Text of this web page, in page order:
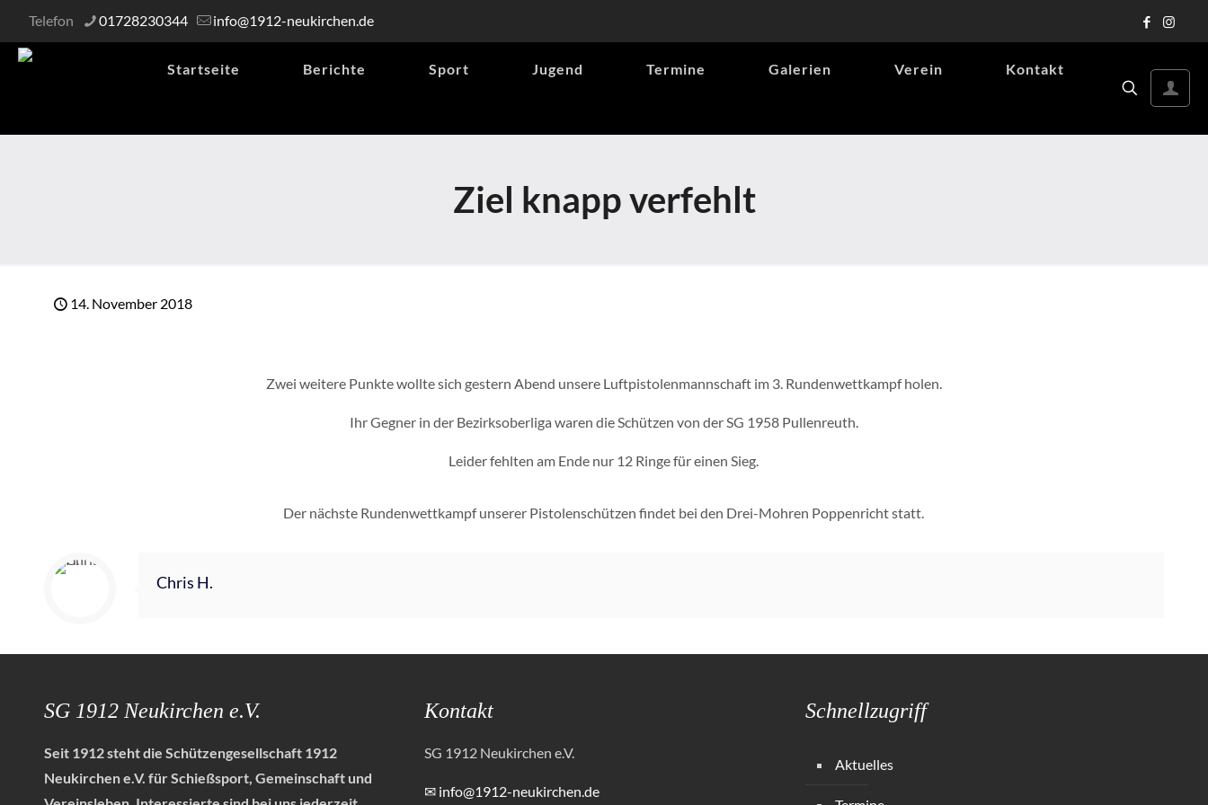
Telefon 01728230344 info@1912-neukirchen.de
Startseite Berichte Sport Jugend Termine Galerien Verein Kontakt
Ziel knapp verfehlt
14. November 2018
Zwei weitere Punkte wollte sich gestern Abend unsere Luftpistolenmannschaft im 3. Rundenwettkampf holen.
Ihr Gegner in der Bezirksoberliga waren die Schützen von der SG 1958 Pullenreuth.
Leider fehlten am Ende nur 12 Ringe für einen Sieg.
Der nächste Rundenwettkampf unserer Pistolenschützen findet bei den Drei-Mohren Poppenricht statt.
Chris H.
SG 1912 Neukirchen e.V.
Seit 1912 steht die Schützengesellschaft 1912
Neukirchen e.V. für Schießsport, Gemeinschaft und
Kontakt
SG 1912 Neukirchen e.V.
✉ info@1912-neukirchen.de
Schnellzugriff
Aktuelles